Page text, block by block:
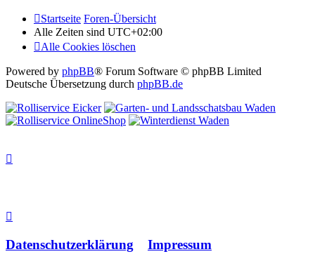
Startseite Foren-Übersicht
Alle Zeiten sind UTC+02:00
Alle Cookies löschen
Powered by phpBB® Forum Software © phpBB Limited
Deutsche Übersetzung durch phpBB.de
Datenschutzerklärung Impressum